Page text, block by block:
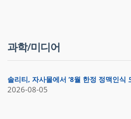
과학/미디어
솔리티, 자사몰에서 ‘8월 한정 정맥인식
2026-08-05